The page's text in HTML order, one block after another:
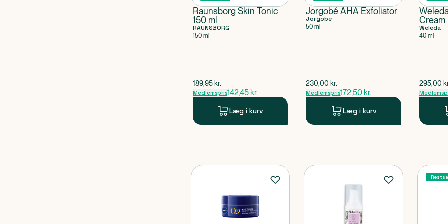
Raunsborg Skin Tonic
150 ml
RAUNSBORG
150 ml
$gammel pris
189,95 kr.
Medlemspris142,45 kr.
Læg i kurv
Jorgobé AHA Exfoliator
Jorgobé
50 ml
$gammel pris
230,00 kr.
Medlemspris172,50 kr.
Læg i kurv
Cream
Weleda
40 ml
$gammel
295,00